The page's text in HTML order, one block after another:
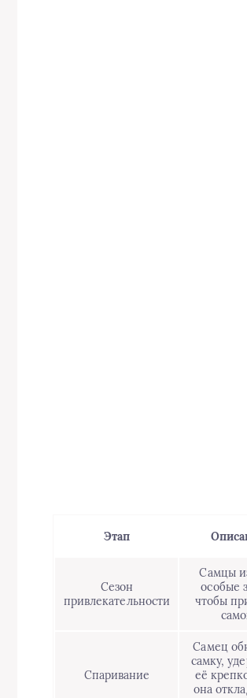
Этап
Сезон
привлекательности
Самцы
особые
чтобы
Спаривание
Самец
самку,
её
она